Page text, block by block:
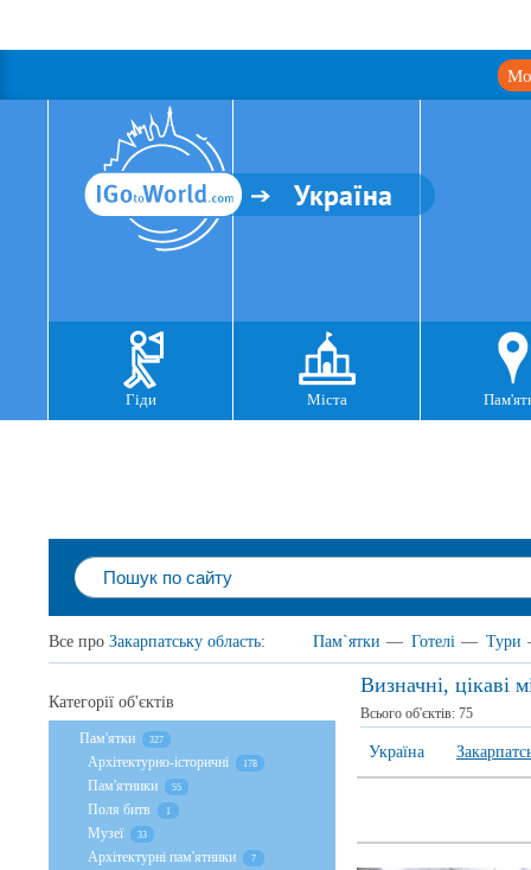
Україна
Гіди Міста
Все про Закарпатську область: Пам`ятки — Готелі — Тури
Визначні, цікаві
Всього об'єктів: 75
Україна
Категорії об'єктів
Пам'ятки 327
Архітектурно-історичні 178
Пам'ятники 55
Поля битв 1
Музеї 33
Архітектурні пам'ятники 7